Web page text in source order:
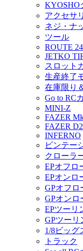
KYOSHO
アクセサ
ネジ・ナ
ツール
ROUTE
JETKO
スロット
生産終了
在庫限り
Go to RC
MINI-Z
FAZER
FAZER D2
INFERNO
ビンテー
クローラ
EPオフロ
EPオンロ
GPオフロ
GPオンロ
EPツーリ
GPツーリ
1/8ビッグ
トラック